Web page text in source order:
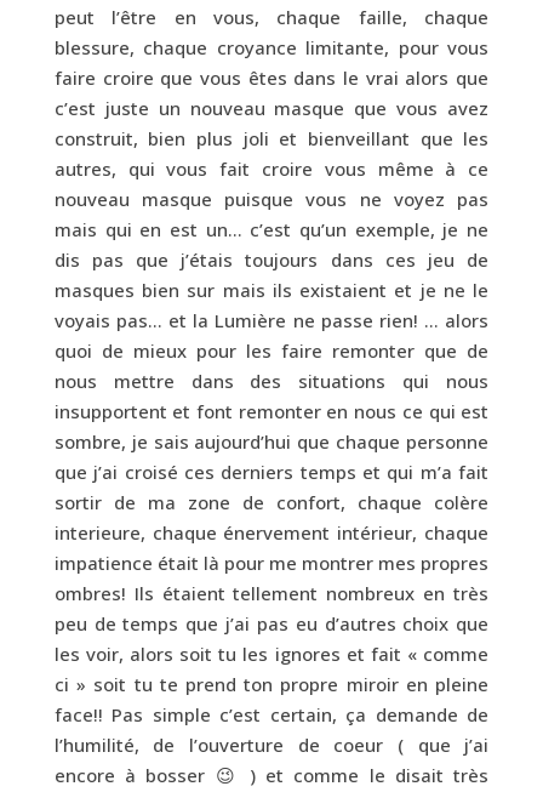
peut l’être en vous, chaque faille, chaque
blessure, chaque croyance limitante, pour vous
faire croire que vous êtes dans le vrai alors que
c’est juste un nouveau masque que vous avez
construit, bien plus joli et bienveillant que les
autres, qui vous fait croire vous même à ce
nouveau masque puisque vous ne voyez pas
mais qui en est un… c’est qu’un exemple, je ne
dis pas que j’étais toujours dans ces jeu de
masques bien sur mais ils existaient et je ne le
voyais pas… et la Lumière ne passe rien! … alors
quoi de mieux pour les faire remonter que de
nous mettre dans des situations qui nous
insupportent et font remonter en nous ce qui est
sombre, je sais aujourd’hui que chaque personne
que j’ai croisé ces derniers temps et qui m’a fait
sortir de ma zone de confort, chaque colère
interieure, chaque énervement intérieur, chaque
impatience était là pour me montrer mes propres
ombres! Ils étaient tellement nombreux en très
peu de temps que j’ai pas eu d’autres choix que
les voir, alors soit tu les ignores et fait « comme
ci » soit tu te prend ton propre miroir en pleine
face!! Pas simple c’est certain, ça demande de
l’humilité, de l’ouverture de coeur ( que j’ai
encore à bosser 😉 ) et comme le disait très